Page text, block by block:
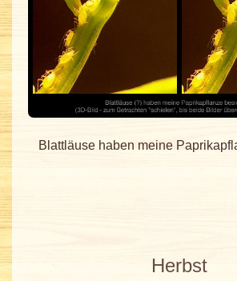
Blattläuse haben meine
Herbst